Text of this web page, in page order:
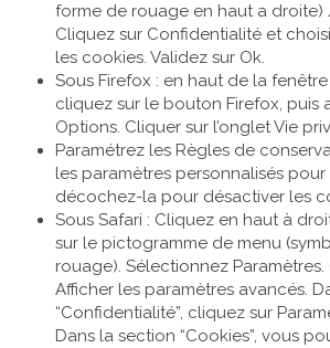
forme de rouage en haut a
Cliquez sur Confidentialité et
les cookies. Validez sur Ok.
Sous Firefox : en haut de la
cliquez sur le bouton Firefox, puis
Options. Cliquer sur l’onglet Vie
Paramétrez les Règles de
les paramètres personnalisés pour
décochez-la pour désactiver les
Sous Safari : Cliquez en haut à
sur le pictogramme de menu
rouage). Sélectionnez Paramètres.
Afficher les paramètres avancés.
“Confidentialité”, cliquez sur
Dans la section “Cookies”, vous